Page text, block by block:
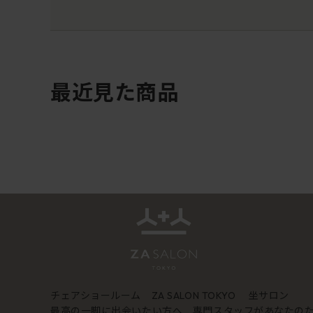
最近見た商品
チェアショールーム ZA SALON TOKYO
坐サロン